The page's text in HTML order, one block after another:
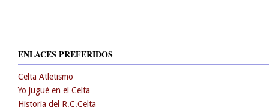
ENLACES PREFERIDOS
Celta Atletismo
Yo jugué en el Celta
Historia del R.C.Celta